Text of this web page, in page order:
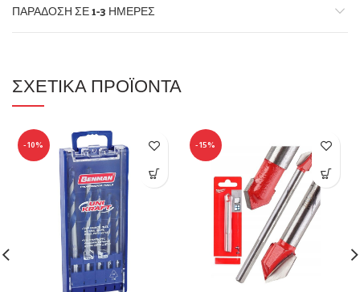
ΠΑΡΆΔΟΣΗ ΣΕ 1-3 ΗΜΈΡΕΣ
ΣΧΕΤΙΚΆ ΠΡΟΪΌΝΤΑ
-10% -15%